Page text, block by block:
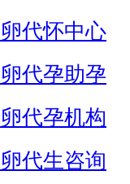
代怀中心
代孕助孕
代孕机构
代生咨询